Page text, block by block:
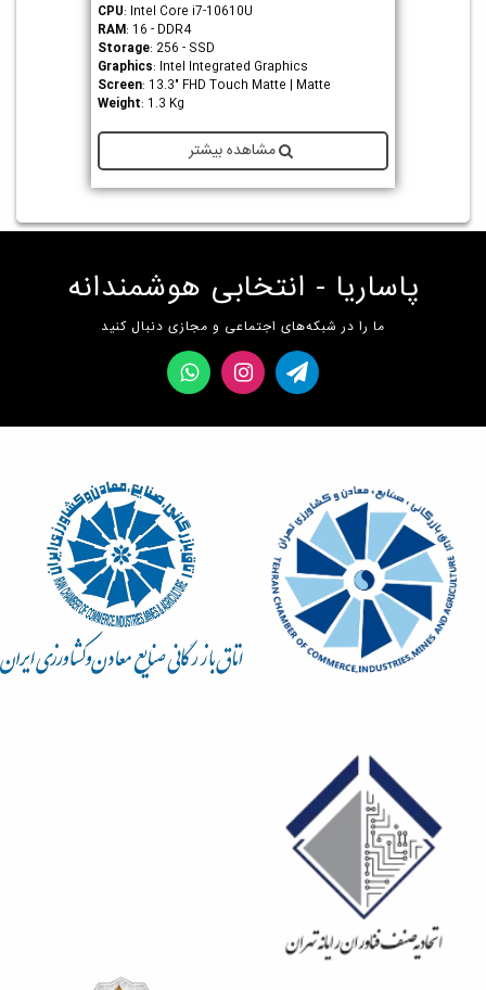
CPU: Intel Core i7-10610U
RAM: 16 - DDR4
Storage: 256 - SSD
Graphics: Intel Integrated Graphics
Screen: 13.3" FHD Touch Matte | Matte
Weight: 1.3 Kg
مشاهده بیشتر
پاساریا - انتخابی هوشمندانه
ما را در شبکه‌های اجتماعی و مجازی دنبال کنید